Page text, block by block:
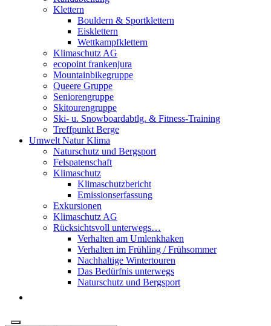
Klettern
Bouldern & Sportklettern
Eisklettern
Wettkampfklettern
Klimaschutz AG
ecopoint frankenjura
Mountainbikegruppe
Queere Gruppe
Seniorengruppe
Skitourengruppe
Ski- u. Snowboardabtlg. & Fitness-Training
Treffpunkt Berge
Umwelt Natur Klima
Naturschutz und Bergsport
Felspatenschaft
Klimaschutz
Klimaschutzbericht
Emissionserfassung
Exkursionen
Klimaschutz AG
Rücksichtsvoll unterwegs…
Verhalten am Umlenkhaken
Verhalten im Frühling / Frühsommer
Nachhaltige Wintertouren
Das Bedürfnis unterwegs
Naturschutz und Bergsport